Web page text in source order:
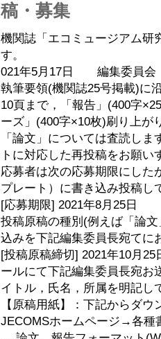
稿・募集
機関誌「エコミュージアム研
す。
021年5月17日 編集委員
執筆要領(機関誌25号掲載)に
10頁まで，「報告」(400字
ーズ」(400字×10枚)刷り上が
「論文」については査読し
トに対応した再投稿をお願い
応募者は次の応募期限にした
プレート）に書き込み投稿し
[応募期限] 2021年8月25日
投稿原稿の種別(例えば「論
込みを下記編集委員長宛てに
[投稿原稿締切] 2021年10月
ールにて下記編集委員長宛お
イトル，氏名，所属を明記し
【原稿用紙】：下記からダ
JECOMSホームページ→各